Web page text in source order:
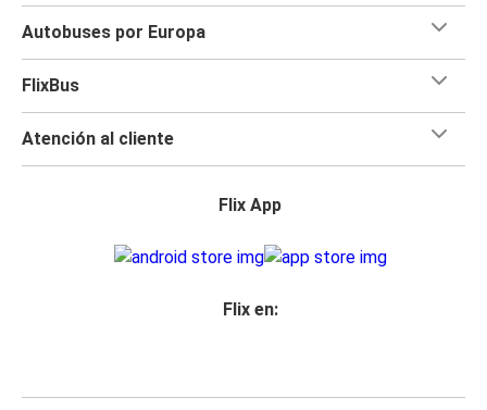
Autobuses por Europa
FlixBus
Atención al cliente
Flix App
Flix en: